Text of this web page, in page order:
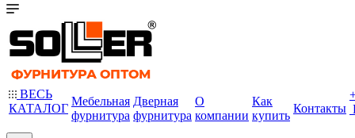
ВЕСЬ
КАТАЛОГ
Мебельная
фурнитура
Дверная
фурнитура
О
компании
Как
купить
Контакты